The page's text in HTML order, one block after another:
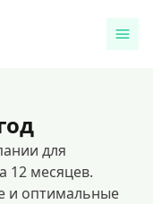
для
12 месяцев.
и оптимальные